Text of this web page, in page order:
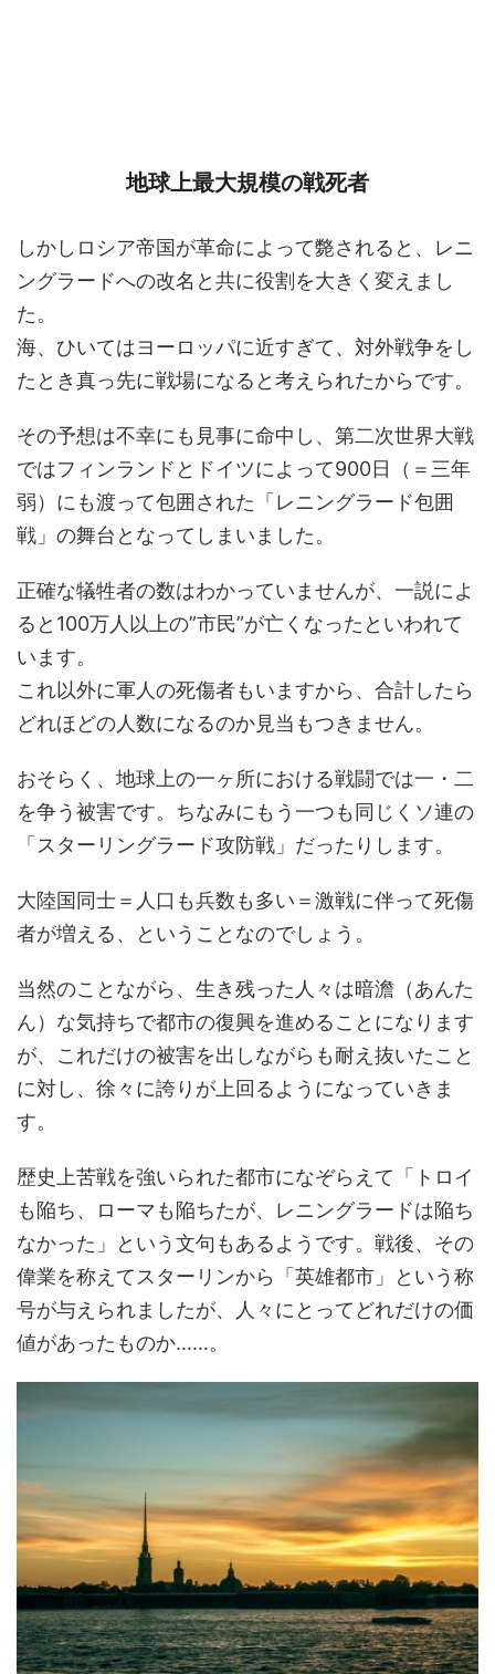
地球上最大規模の戦死者
しかしロシア帝国が革命によって斃されると、レニ
ングラードへの改名と共に役割を大きく変えまし
た。
海、ひいてはヨーロッパに近すぎて、対外戦争をし
たとき真っ先に戦場になると考えられたからです。
その予想は不幸にも見事に命中し、第二次世界大戦
ではフィンランドとドイツによって900日（＝三年
弱）にも渡って包囲された「レニングラード包囲
戦」の舞台となってしまいました。
正確な犠牲者の数はわかっていませんが、一説によ
ると100万人以上の”市民”が亡くなったといわれて
います。
これ以外に軍人の死傷者もいますから、合計したら
どれほどの人数になるのか見当もつきません。
おそらく、地球上の一ヶ所における戦闘では一・二
を争う被害です。ちなみにもう一つも同じくソ連の
「スターリングラード攻防戦」だったりします。
大陸国同士＝人口も兵数も多い＝激戦に伴って死傷
者が増える、ということなのでしょう。
当然のことながら、生き残った人々は暗澹（あんた
ん）な気持ちで都市の復興を進めることになります
が、これだけの被害を出しながらも耐え抜いたこと
に対し、徐々に誇りが上回るようになっていきま
す。
歴史上苦戦を強いられた都市になぞらえて「トロイ
も陥ち、ローマも陥ちたが、レニングラードは陥ち
なかった」という文句もあるようです。戦後、その
偉業を称えてスターリンから「英雄都市」という称
号が与えられましたが、人々にとってどれだけの価
値があったものか……。